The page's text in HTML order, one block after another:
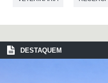
DESTAQUEM